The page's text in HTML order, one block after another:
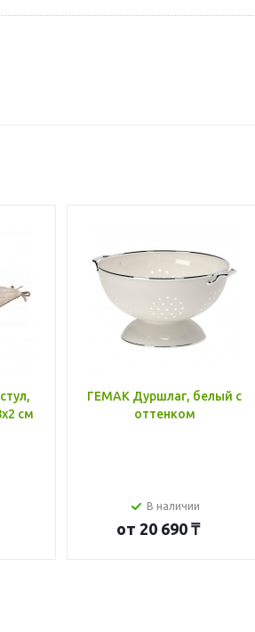
см
ГЕМАК Дуршлаг, белый с
оттенком
В наличии
от 20 690 ₸